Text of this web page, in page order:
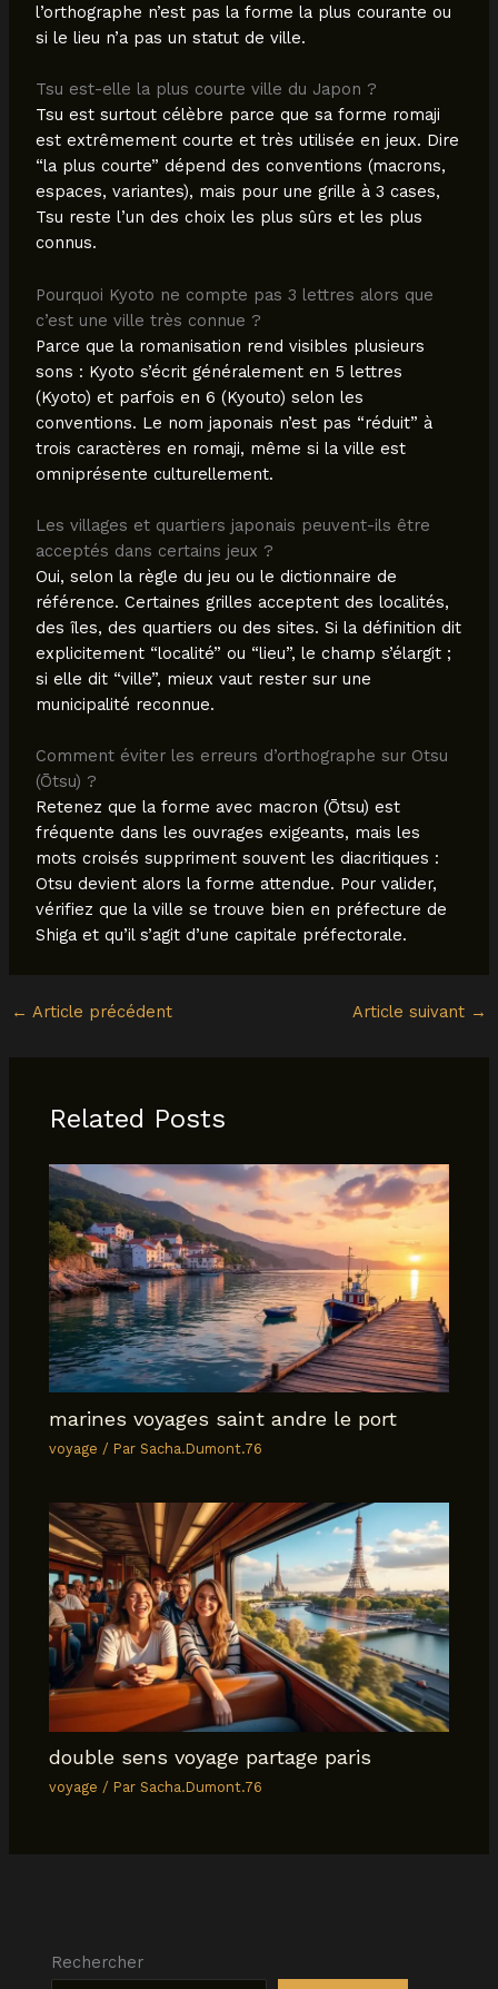
l’orthographe n’est pas la forme la plus courante ou
si le lieu n’a pas un statut de ville.
Tsu est-elle la plus courte ville du Japon ?
Tsu est surtout célèbre parce que sa forme romaji
est extrêmement courte et très utilisée en jeux. Dire
“la plus courte” dépend des conventions (macrons,
espaces, variantes), mais pour une grille à 3 cases,
Tsu reste l’un des choix les plus sûrs et les plus
connus.
Pourquoi Kyoto ne compte pas 3 lettres alors que
c’est une ville très connue ?
Parce que la romanisation rend visibles plusieurs
sons : Kyoto s’écrit généralement en 5 lettres
(Kyoto) et parfois en 6 (Kyouto) selon les
conventions. Le nom japonais n’est pas “réduit” à
trois caractères en romaji, même si la ville est
omniprésente culturellement.
Les villages et quartiers japonais peuvent-ils être
acceptés dans certains jeux ?
Oui, selon la règle du jeu ou le dictionnaire de
référence. Certaines grilles acceptent des localités,
des îles, des quartiers ou des sites. Si la définition dit
explicitement “localité” ou “lieu”, le champ s’élargit ;
si elle dit “ville”, mieux vaut rester sur une
municipalité reconnue.
Comment éviter les erreurs d’orthographe sur Otsu
(Ōtsu) ?
Retenez que la forme avec macron (Ōtsu) est
fréquente dans les ouvrages exigeants, mais les
mots croisés suppriment souvent les diacritiques :
Otsu devient alors la forme attendue. Pour valider,
vérifiez que la ville se trouve bien en préfecture de
Shiga et qu’il s’agit d’une capitale préfectorale.
← Article précédent Article suivant →
Related Posts
marines voyages saint andre le port
voyage / ParSacha.Dumont.76
double sens voyage partage paris
voyage / ParSacha.Dumont.76
Rechercher